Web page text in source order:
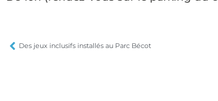
Des jeux inclusifs installés au Parc Bécot